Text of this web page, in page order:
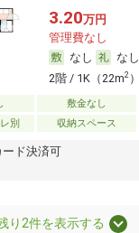
3.20万円
管理費なし
なし
なし
2階 / 1K（22m2）
敷金なし
別
収納スペース
ド決済可
り2件を表示する